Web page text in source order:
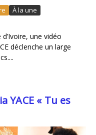
À la une
une vidéo
déclenche un large
YACE « Tu es